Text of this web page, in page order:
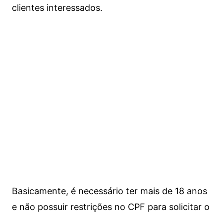
clientes interessados.
Basicamente, é necessário ter mais de 18 anos
e não possuir restrições no CPF para solicitar o